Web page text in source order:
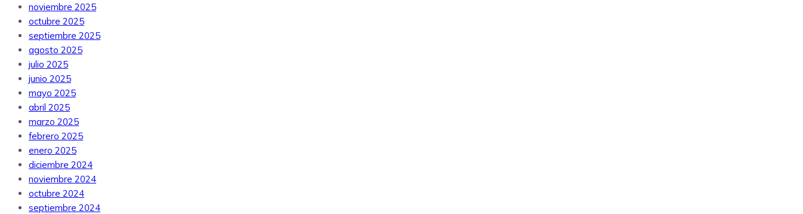
noviembre 2025
octubre 2025
septiembre 2025
agosto 2025
julio 2025
junio 2025
mayo 2025
abril 2025
marzo 2025
febrero 2025
enero 2025
diciembre 2024
noviembre 2024
octubre 2024
septiembre 2024